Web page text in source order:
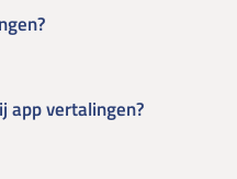
app vertalingen?